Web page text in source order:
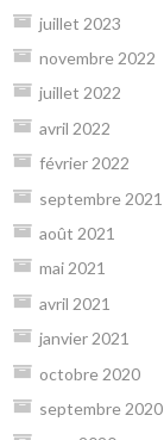
juillet 2023
novembre 2022
juillet 2022
avril 2022
février 2022
septembre 2021
août 2021
mai 2021
avril 2021
janvier 2021
octobre 2020
septembre 2020